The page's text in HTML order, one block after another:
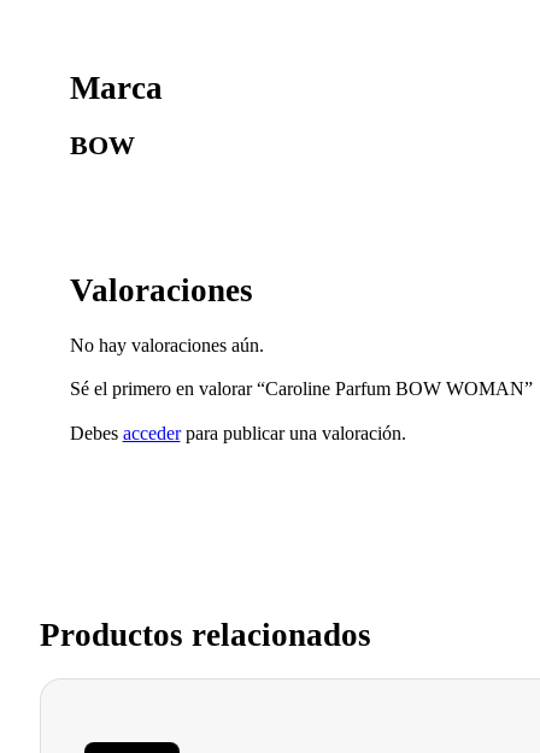
Marca
BOW
Valoraciones
No hay valoraciones aún.
Sé el primero en valorar “Caroline Parfum BOW WOMAN”
Debes accederpara publicar una valoración.
Productos relacionados